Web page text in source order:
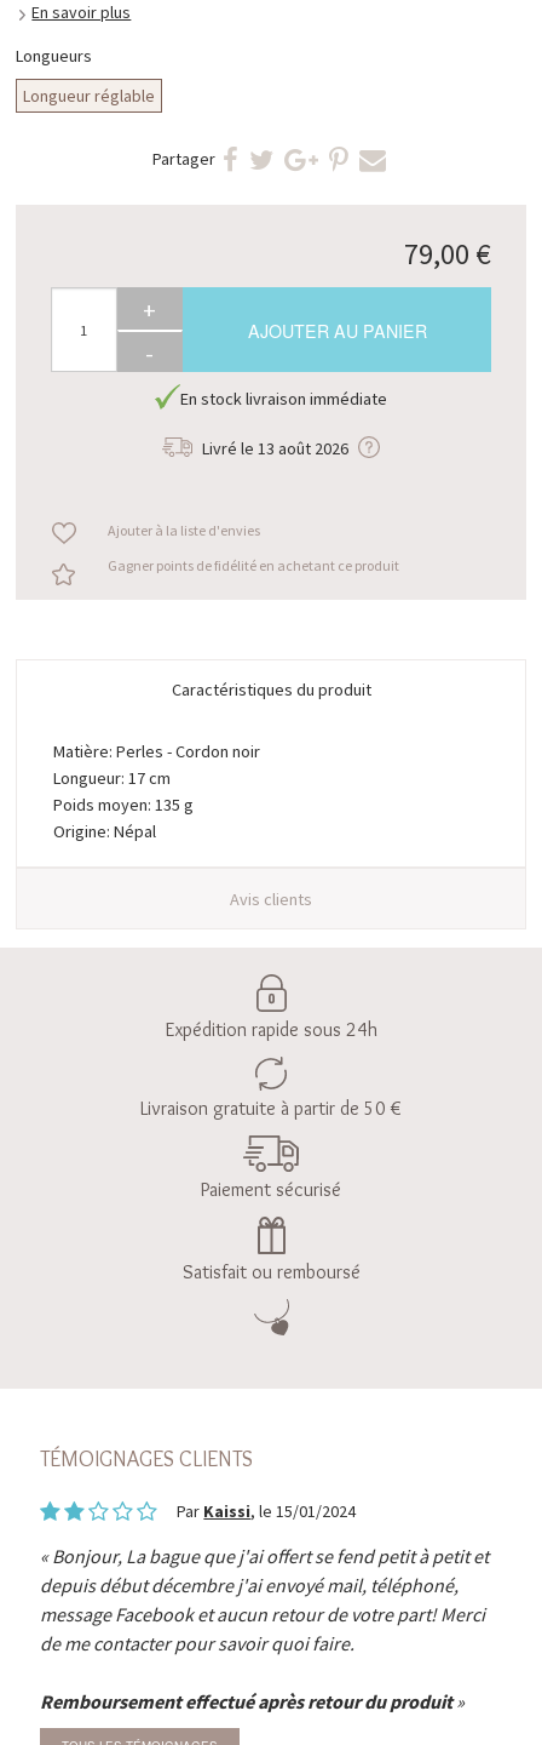
En savoir plus
Longueurs
Longueur réglable
Partager
79,00 €
+
-
AJOUTER AU PANIER
En stock livraison immédiate
Livré le 13 août 2026
Ajouter à la liste d'envies
Gagner points de fidélité en achetant ce produit
Caractéristiques du produit
Matière: Perles - Cordon noir
Longueur: 17 cm
Poids moyen: 135 g
Origine: Népal
Avis clients
Expédition rapide sous 24h
Livraison gratuite à partir de 50 €
Paiement sécurisé
Satisfait ou remboursé
TÉMOIGNAGES CLIENTS
Par Kaissi, le 15/01/2024
Bonjour, La bague que j'ai offert se fend petit à petit et
depuis début décembre j'ai envoyé mail, téléphoné,
message Facebook et aucun retour de votre part! Merci
de me contacter pour savoir quoi faire.
Remboursement effectué après retour du produit